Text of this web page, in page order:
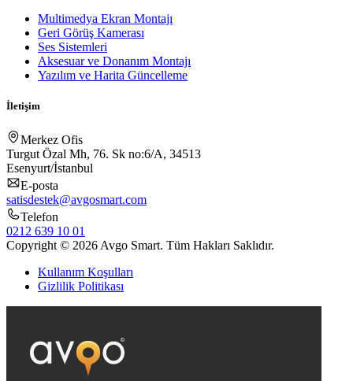
Multimedya Ekran Montajı
Geri Görüş Kamerası
Ses Sistemleri
Aksesuar ve Donanım Montajı
Yazılım ve Harita Güncelleme
İletişim
Merkez Ofis
Turgut Özal Mh, 76. Sk no:6/A, 34513
Esenyurt/İstanbul
E-posta
satisdestek@avgosmart.com
Telefon
0212 639 10 01
Copyright © 2026 Avgo Smart. Tüm Hakları Saklıdır.
Kullanım Koşulları
Gizlilik Politikası